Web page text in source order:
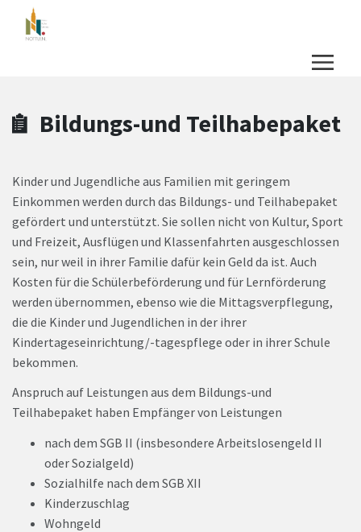
Zum Hauptinhalt springen
Bildungs-und Teilhabepaket
Kinder und Jugendliche aus Familien mit geringem
Einkommen werden durch das Bildungs- und Teilhabepaket
gefördert und unterstützt. Sie sollen nicht von Kultur, Sport
und Freizeit, Ausflügen und Klassenfahrten ausgeschlossen
sein, nur weil in ihrer Familie dafür kein Geld da ist. Auch
Kosten für die Schülerbeförderung und für Lernförderung
werden übernommen, ebenso wie die Mittagsverpflegung,
die die Kinder und Jugendlichen in der ihrer
Kindertageseinrichtung/-tagespflege oder in ihrer Schule
bekommen.
Anspruch auf Leistungen aus dem Bildungs-und
Teilhabepaket haben Empfänger von Leistungen
nach dem SGB II (insbesondere Arbeitslosengeld II
oder Sozialgeld)
Sozialhilfe nach dem SGB XII
Kinderzuschlag
Wohngeld